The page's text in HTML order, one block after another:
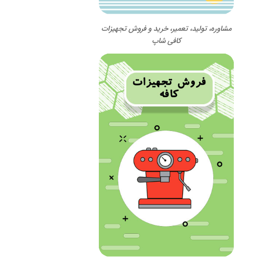
مشاوره، تولید، تعمیر، خرید و فروش تجهیزات
کافی شاپ